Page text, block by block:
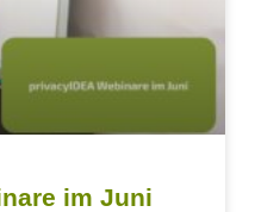
im Juni